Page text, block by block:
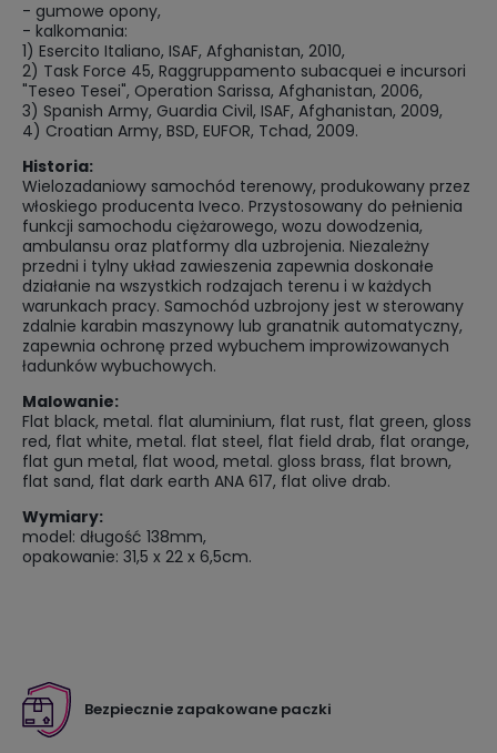
- gumowe opony,
- kalkomania:
1) Esercito Italiano, ISAF, Afghanistan, 2010,
2) Task Force 45, Raggruppamento subacquei e incursori
"Teseo Tesei", Operation Sarissa, Afghanistan, 2006,
3) Spanish Army, Guardia Civil, ISAF, Afghanistan, 2009,
4) Croatian Army, BSD, EUFOR, Tchad, 2009.
Historia:
Wielozadaniowy samochód terenowy, produkowany przez
włoskiego producenta Iveco. Przystosowany do pełnienia
funkcji samochodu ciężarowego, wozu dowodzenia,
ambulansu oraz platformy dla uzbrojenia. Niezależny
przedni i tylny układ zawieszenia zapewnia doskonałe
działanie na wszystkich rodzajach terenu i w każdych
warunkach pracy. Samochód uzbrojony jest w sterowany
zdalnie karabin maszynowy lub granatnik automatyczny,
zapewnia ochronę przed wybuchem improwizowanych
ładunków wybuchowych.
Malowanie:
Flat black, metal. flat aluminium, flat rust, flat green, gloss
red, flat white, metal. flat steel, flat field drab, flat orange,
flat gun metal, flat wood, metal. gloss brass, flat brown,
flat sand, flat dark earth ANA 617, flat olive drab.
Wymiary:
model: długość 138mm,
opakowanie: 31,5 x 22 x 6,5cm.
Bezpiecznie zapakowane paczki